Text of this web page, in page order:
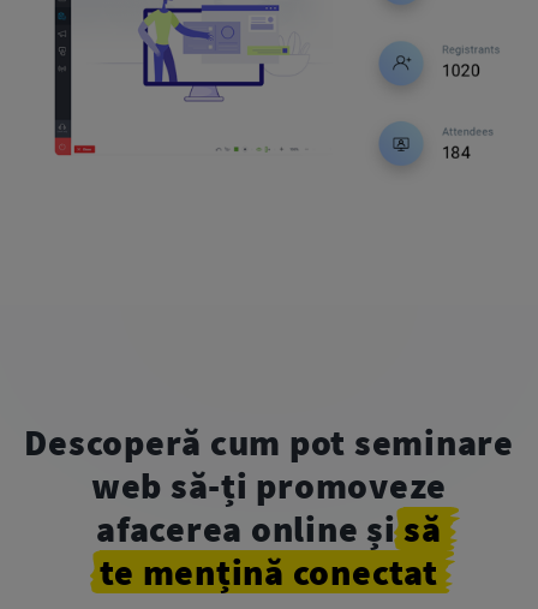
Descoperă cum pot seminare
web să-ți promoveze
afacerea online șisă
te mențină conectat